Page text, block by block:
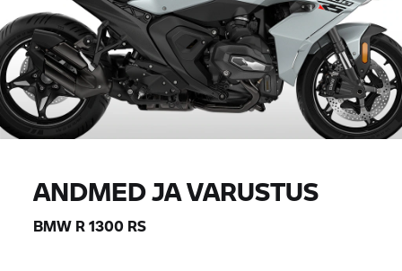
ANDMED JA VARUSTUS
BMW R 1300 RS